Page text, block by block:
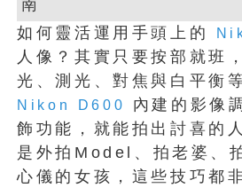
如何靈活運用手頭上的
人像？其實只要按部就班
光、測光、對焦與白平衡
Nikon D600
內建的影像
飾功能，就能拍出討喜的
是外拍Model、拍老婆、
心儀的女孩，這些技巧都